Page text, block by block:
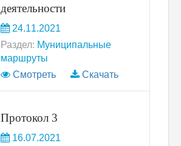
деятельности
24.11.2021
Раздел: Муниципальные
маршруты
Смотреть
Скачать
Протокол 3
16.07.2021